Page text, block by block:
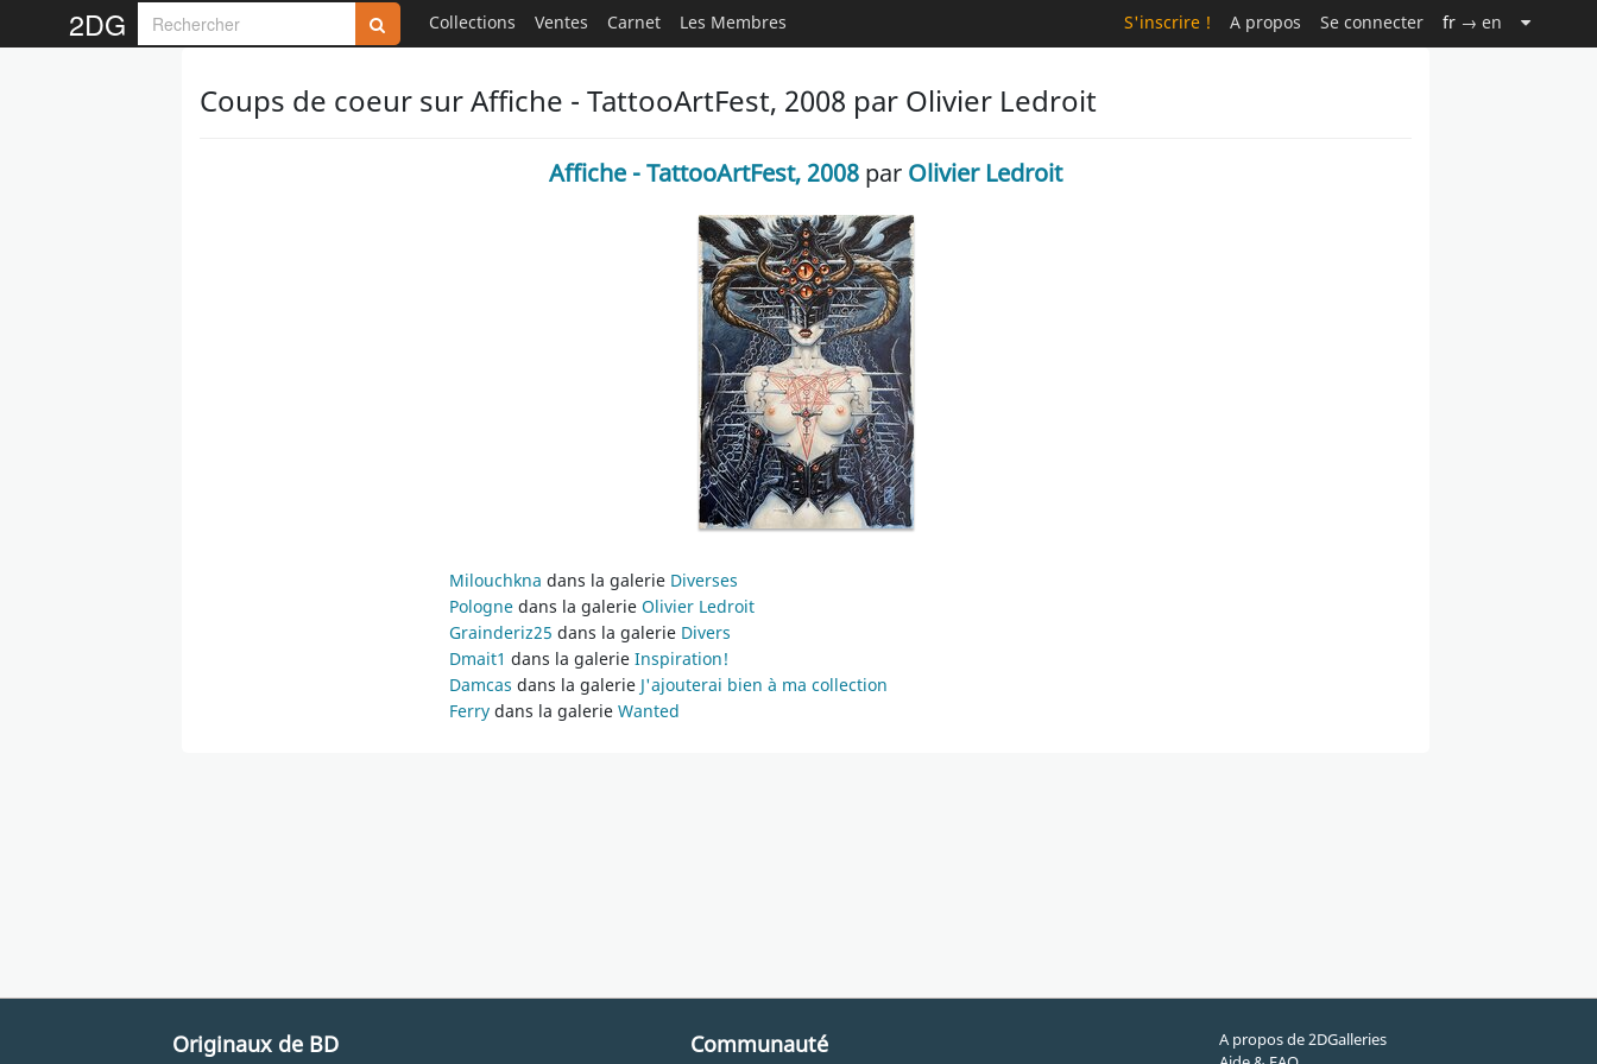
2DG Collections Ventes Carnet Les Membres S'inscrire ! A propos Se connecter fr → en
Coups de coeur sur Affiche - TattooArtFest, 2008 par Olivier Ledroit
Affiche - TattooArtFest, 2008 par Olivier Ledroit
Milouchkna dans la galerie Diverses
Pologne dans la galerie Olivier Ledroit
Grainderiz25 dans la galerie Divers
Dmait1 dans la galerie Inspiration!
Damcas dans la galerie J'ajouterai bien à ma collection
Ferry dans la galerie Wanted
Originaux de BD Communauté
A propos de 2DGalleries